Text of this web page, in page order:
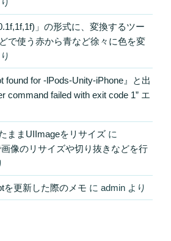
」の形式に、変換するツー
で使う赤から青など徐々に色を変
found for -lPods-Unity-iPhone』と出
command failed with exit code 1” エ
ままUIImageをリサイズ に
画像のリサイズや切り抜きなどを行
を更新した際のメモ に admin より